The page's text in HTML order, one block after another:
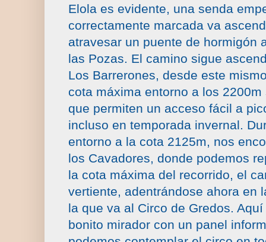
Elola es evidente, una senda
correctamente marcada va
atravesar un puente de hormigón
las Pozas. El camino sigue
Los Barrerones, desde este
cota máxima entorno a los
que permiten un acceso fácil a
incluso en temporada invernal.
entorno a la cota 2125m, nos
los Cavadores, donde podemos
la cota máxima del recorrido, el
vertiente, adentrándose ahora en
la que va al Circo de Gredos.
bonito mirador con un panel